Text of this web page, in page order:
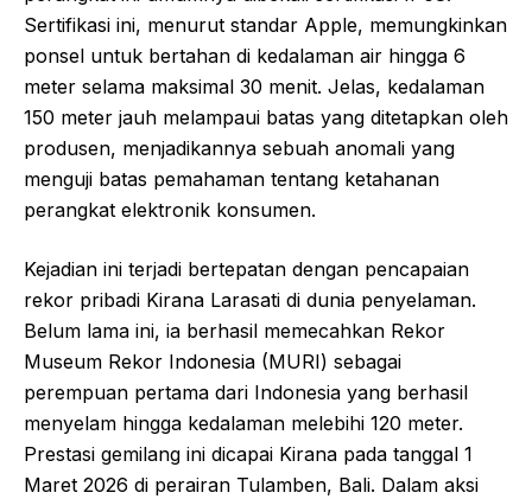
Sertifikasi ini, menurut standar Apple, memungkinkan
ponsel untuk bertahan di kedalaman air hingga 6
meter selama maksimal 30 menit. Jelas, kedalaman
150 meter jauh melampaui batas yang ditetapkan oleh
produsen, menjadikannya sebuah anomali yang
menguji batas pemahaman tentang ketahanan
perangkat elektronik konsumen.
Kejadian ini terjadi bertepatan dengan pencapaian
rekor pribadi Kirana Larasati di dunia penyelaman.
Belum lama ini, ia berhasil memecahkan Rekor
Museum Rekor Indonesia (MURI) sebagai
perempuan pertama dari Indonesia yang berhasil
menyelam hingga kedalaman melebihi 120 meter.
Prestasi gemilang ini dicapai Kirana pada tanggal 1
Maret 2026 di perairan Tulamben, Bali. Dalam aksi